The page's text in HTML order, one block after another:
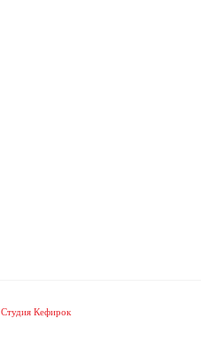
Студия Кефирок